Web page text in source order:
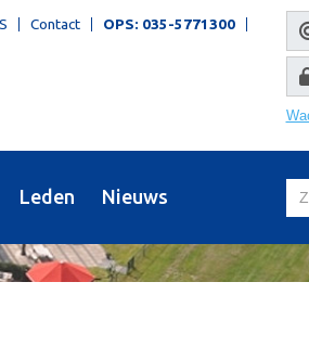
Contact OPS: 035-5771300
Leden Nieuws